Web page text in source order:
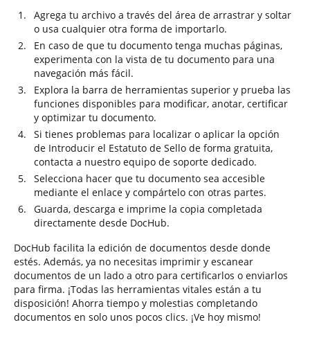
Agrega tu archivo a través del área de arrastrar y soltar
o usa cualquier otra forma de importarlo.
En caso de que tu documento tenga muchas páginas,
experimenta con la vista de tu documento para una
navegación más fácil.
Explora la barra de herramientas superior y prueba las
funciones disponibles para modificar, anotar, certificar
y optimizar tu documento.
Si tienes problemas para localizar o aplicar la opción
de Introducir el Estatuto de Sello de forma gratuita,
contacta a nuestro equipo de soporte dedicado.
Selecciona hacer que tu documento sea accesible
mediante el enlace y compártelo con otras partes.
Guarda, descarga e imprime la copia completada
directamente desde DocHub.
DocHub facilita la edición de documentos desde donde
estés. Además, ya no necesitas imprimir y escanear
documentos de un lado a otro para certificarlos o enviarlos
para firma. ¡Todas las herramientas vitales están a tu
disposición! Ahorra tiempo y molestias completando
documentos en solo unos pocos clics. ¡Ve hoy mismo!